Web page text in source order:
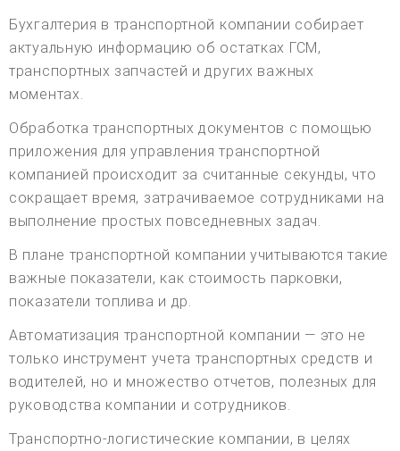
Бухгалтерия в транспортной компании собирает
актуальную информацию об остатках ГСМ,
транспортных запчастей и других важных
моментах.
Обработка транспортных документов с помощью
приложения для управления транспортной
компанией происходит за считанные секунды, что
сокращает время, затрачиваемое сотрудниками на
выполнение простых повседневных задач.
В плане транспортной компании учитываются такие
важные показатели, как стоимость парковки,
показатели топлива и др.
Автоматизация транспортной компании — это не
только инструмент учета транспортных средств и
водителей, но и множество отчетов, полезных для
руководства компании и сотрудников.
Транспортно-логистические компании, в целях